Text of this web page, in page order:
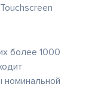
более 1000
номинальной